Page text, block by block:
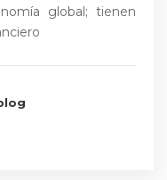
global; tienen